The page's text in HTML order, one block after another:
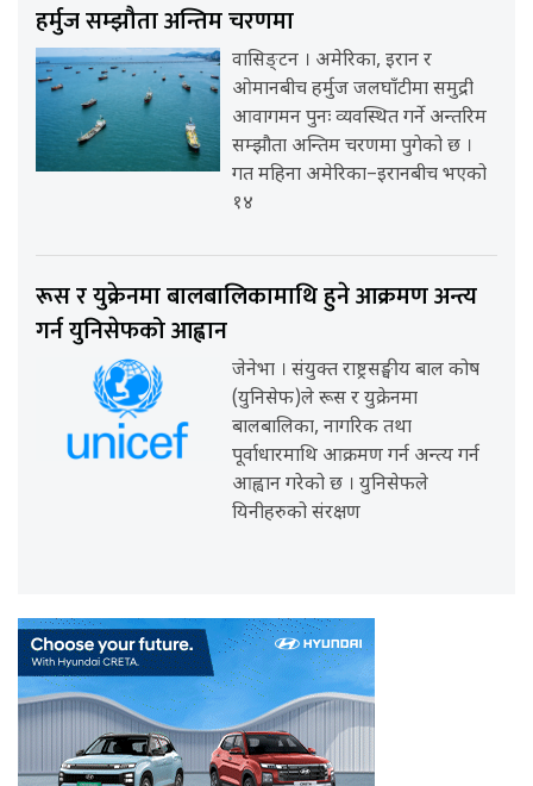
हर्मुज सम्झौता अन्तिम चरणमा
वासिङ्टन । अमेरिका, इरान र
ओमानबीच हर्मुज जलघाँटीमा समुद्री
आवागमन पुनः व्यवस्थित गर्ने अन्तरिम
सम्झौता अन्तिम चरणमा पुगेको छ ।
गत महिना अमेरिका–इरानबीच भएको
१४
रूस र युक्रेनमा बालबालिकामाथि हुने आक्रमण अन्त्य
गर्न युनिसेफको आह्वान
जेनेभा । संयुक्त राष्ट्रसङ्घीय बाल कोष
(युनिसेफ)ले रूस र युक्रेनमा
बालबालिका, नागरिक तथा
पूर्वाधारमाथि आक्रमण गर्न अन्त्य गर्न
आह्वान गरेको छ । युनिसेफले
यिनीहरुको संरक्षण